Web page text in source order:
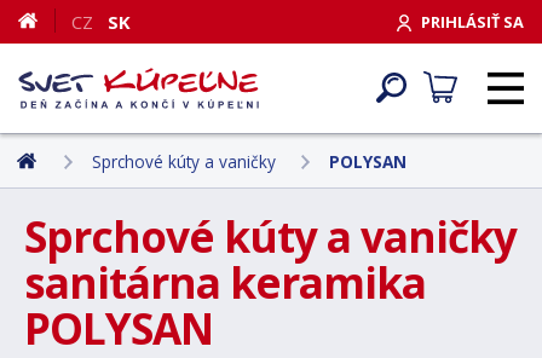
PRIHLÁSIŤ SA
CZ SK
Sprchové kúty a vaničky POLYSAN
Sprchové kúty a vaničky
sanitárna keramika
POLYSAN